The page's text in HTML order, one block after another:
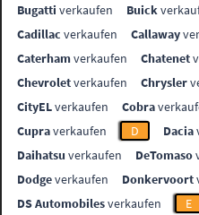
Bugatti verkaufen Buick
Cadillac verkaufen Callaway
Caterhamverkaufen Chatenet
Chevroletverkaufen Chrysler
CityELverkaufen Cobra
Cupraverkaufen D Dacia
Daihatsu verkaufen DeTomaso
Dodgeverkaufen Donkervoort
DS Automobilesverkaufen E